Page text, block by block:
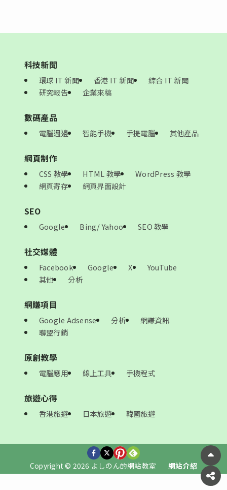
科技新聞
環球 IT 新聞 香港 IT 新聞
綜合 IT 新聞
研究報告
企業來稿
數碼產品
電腦週邊 智能手機 手提電腦 其他產品
網頁制作
CSS 教學 HTML 教學
WordPress 教學
網頁寄存
網頁界面設計
SEO
Google Bing/ Yahoo SEO 教學
社交媒體
Facebook Google X
YouTube
其他
分析
網賺項目
Google Adsense 分析
網賺資訊
聯盟行銷
原創教學
電腦應用 線上工具 手機程式
旅遊心得
香港旅遊 日本旅遊 韓國旅遊
Copyright © 2026 よしのん的網站教室 網站介紹